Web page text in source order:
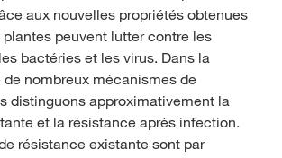
aux nouvelles propriétés obtenues
plantes peuvent lutter contre les
bactéries et les virus. Dans la
de nombreux mécanismes de
distinguons approximativement la
et la résistance après infection.
résistance existante sont par